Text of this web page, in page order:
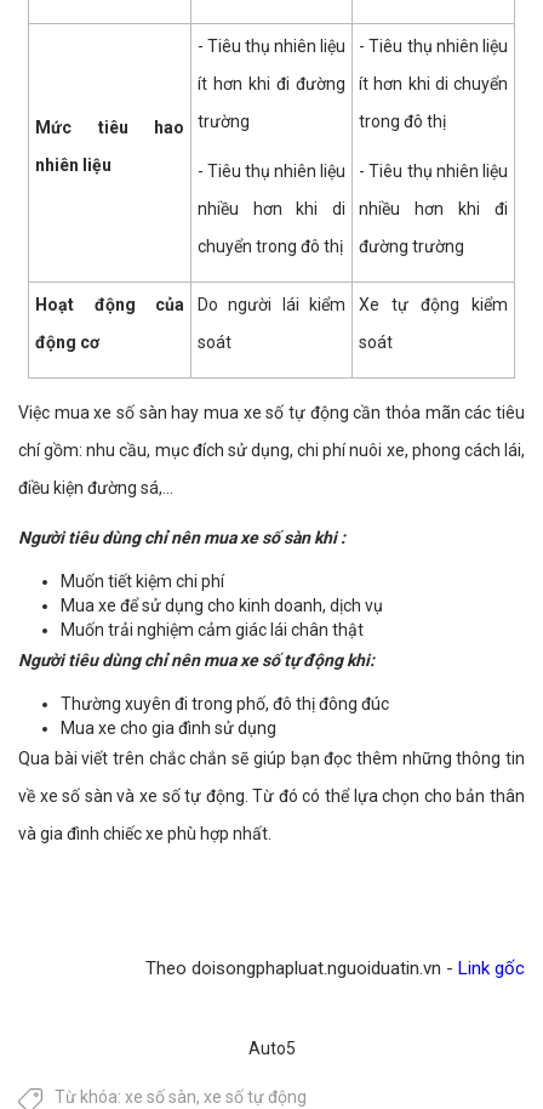
Mức tiêu hao
nhiên liệu
- Tiêu thụ nhiên liệu
ít hơn khi đi đường
trường
- Tiêu thụ nhiên liệu
nhiều hơn khi di
chuyển trong đô thị
- Tiêu thụ nhiên liệu
ít hơn khi di chuyển
trong đô thị
- Tiêu thụ nhiên liệu
nhiều hơn khi đi
đường trường
Hoạt động của
động cơ
Do người lái kiểm
soát
Xe tự động kiểm
soát
Việc mua xe số sàn hay mua xe số tự động cần thỏa mãn các tiêu
chí gồm: nhu cầu, mục đích sử dụng, chi phí nuôi xe, phong cách lái,
điều kiện đường sá,...
Người tiêu dùng chỉ nên mua xe số sàn khi :
Muốn tiết kiệm chi phí
Mua xe để sử dụng cho kinh doanh, dịch vụ
Muốn trải nghiệm cảm giác lái chân thật
Người tiêu dùng chỉ nên mua xe số tự động khi:
Thường xuyên đi trong phố, đô thị đông đúc
Mua xe cho gia đình sử dụng
Qua bài viết trên chắc chắn sẽ giúp bạn đọc thêm những thông tin
về xe số sàn và xe số tự động. Từ đó có thể lựa chọn cho bản thân
và gia đình chiếc xe phù hợp nhất.
Theo doisongphapluat.nguoiduatin.vn - Link gốc
Auto5
Từ khóa: xe số sàn, xe số tự động